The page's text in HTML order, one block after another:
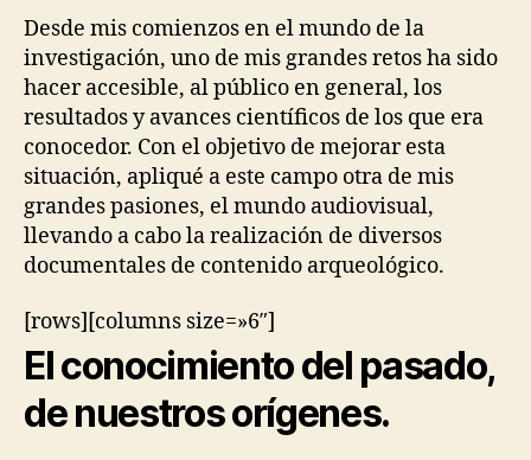
Desde mis comienzos en el mundo de la
investigación, uno de mis grandes retos ha sido
hacer accesible, al público en general, los
resultados y avances científicos de los que era
conocedor. Con el objetivo de mejorar esta
situación, apliqué a este campo otra de mis
grandes pasiones, el mundo audiovisual,
llevando a cabo la realización de diversos
documentales de contenido arqueológico.
[rows][columns size=»6″]
El conocimiento del pasado,
de nuestros orígenes.